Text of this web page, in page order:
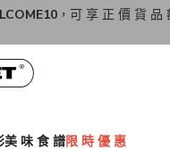
，可 享 正 價 貨 品
美 味 食 譜限 時 優 惠